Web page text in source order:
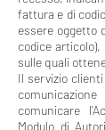
fattura e di
essere oggetto
codice
sulle quali
Il servizio clienti
comunicare
Modulo di